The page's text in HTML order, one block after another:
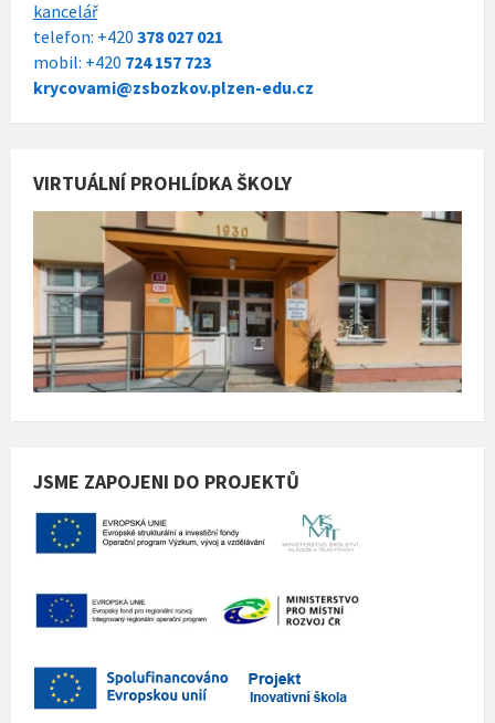
kancelář
telefon: +420 378 027 021
mobil: +420 724 157 723
krycovami@zsbozkov.plzen-edu.cz
VIRTUÁLNÍ PROHLÍDKA ŠKOLY
JSME ZAPOJENI DO PROJEKTŮ